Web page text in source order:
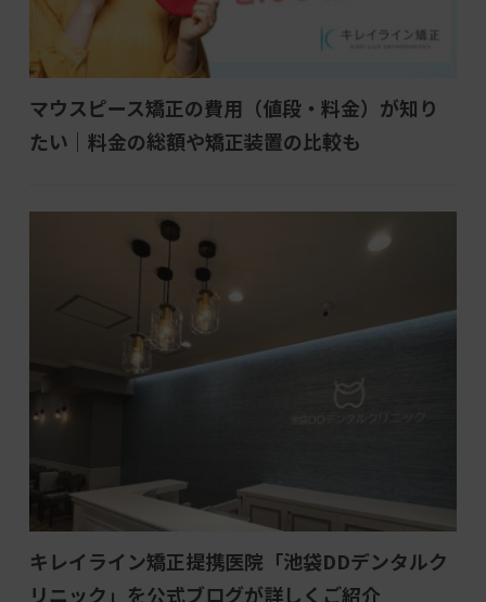
マウスピース矯正の費用（値段・料金）が知り
たい｜料金の総額や矯正装置の比較も
キレイライン矯正提携医院「池袋DDデンタルク
リニック」を公式ブログが詳しくご紹介